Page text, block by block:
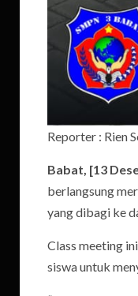
Reporter : Rien
Babat, [13
berlangsung
yang dibagi ke
Class meeting
siswa untuk